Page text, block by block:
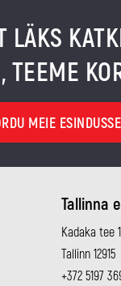
LÄKS
TEEME
MEIE ESINDUSSE
Tallinna
Kadaka tee
Tallinn 12915
+372 5197